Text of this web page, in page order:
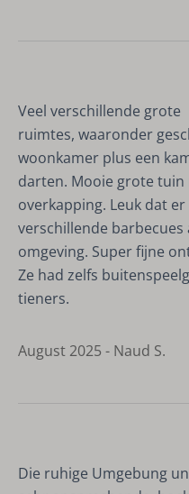
Veel verschillende grote
ruimtes, waaronder
woonkamer plus een
darten. Mooie grote
overkapping. Leuk dat
verschillende barbecues
omgeving. Super fijne
Ze had zelfs
tieners.
August 2025 - Naud S.
Die ruhige Umgebung